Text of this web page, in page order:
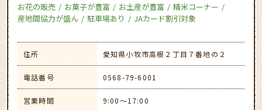
お花の販売 お菓子が豊富 お土産が豊富
精米コーナー
産地間協力が盛ん
駐車場あり JAカード割引対象
住所 愛知県小牧市高根２丁目７番地の２
電話番号 0568-79-6001
営業時間 9:00～17:00